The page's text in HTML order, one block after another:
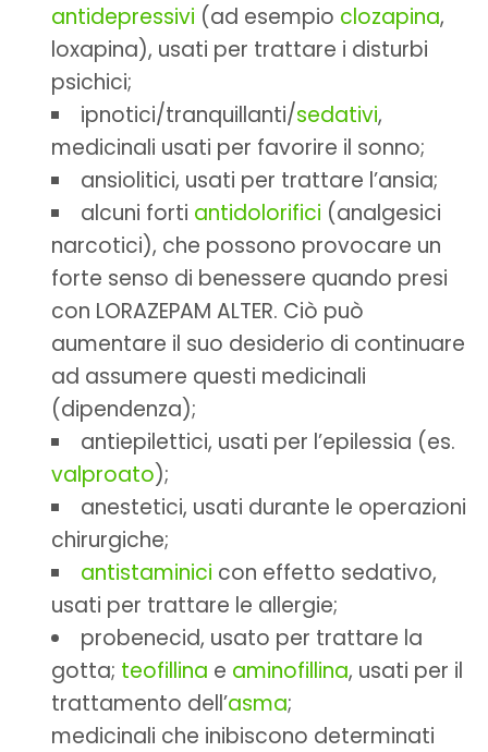
antidepressivi (ad esempio clozapina,
loxapina), usati per trattare i disturbi
psichici;
ipnotici/tranquillanti/sedativi,
medicinali usati per favorire il sonno;
ansiolitici, usati per trattare l’ansia;
alcuni forti antidolorifici (analgesici
narcotici), che possono provocare un
forte senso di benessere quando presi
con LORAZEPAM ALTER. Ciò può
aumentare il suo desiderio di continuare
ad assumere questi medicinali
(dipendenza);
antiepilettici, usati per l’epilessia (es.
valproato);
anestetici, usati durante le operazioni
chirurgiche;
antistaminici con effetto sedativo,
usati per trattare le allergie;
probenecid, usato per trattare la
gotta; teofillina e aminofillina, usati per il
trattamento dell’asma;
medicinali che inibiscono determinati